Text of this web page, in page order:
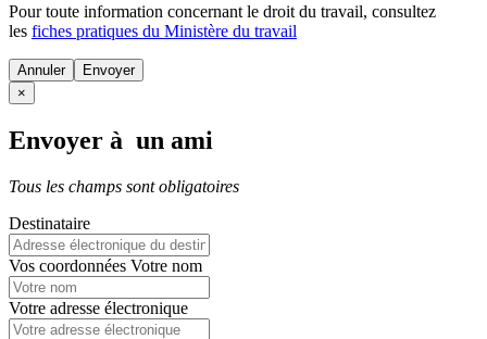
Pour toute information concernant le droit du travail, consultez
les fiches pratiques du Ministère du travail
Annuler
×
Envoyer à un ami
Tous les champs sont obligatoires
Destinataire
Vos coordonnées Votre nom
Votre adresse électronique